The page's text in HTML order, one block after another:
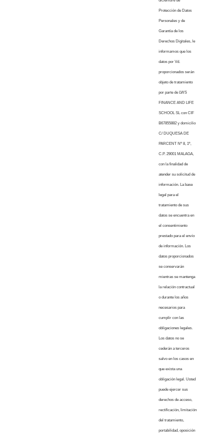
Protección de Datos
Personales y de
Garantía de los
Derechos Digitales, le
informamos que los
datos por Vd.
proporcionados serán
objeto de tratamiento
por parte de LWS
FINANCE AND LIFE
SCHOOL SL con CIF
B67855882 y domicilio
C/ DUQUESA DE
PARCENT Nº 8, 1º,
C.P. 29001 MALAGA,
con la finalidad de
atender su solicitud de
información. La base
legal para el
tratamiento de sus
datos se encuentra en
el consentimiento
prestado para el envío
de información. Los
datos proporcionados
se conservarán
mientras se mantenga
la relación contractual
o durante los años
necesarios para
cumplir con las
obligaciones legales.
Los datos no se
cederán a terceros
salvo en los casos en
que exista una
obligación legal. Usted
puede ejercer sus
derechos de acceso,
rectificación, limitación
del tratamiento,
portabilidad, oposición